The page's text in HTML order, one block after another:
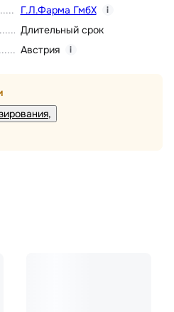
Г.Л.Фарма ГмбХ i
Длительный срок
Австрия i